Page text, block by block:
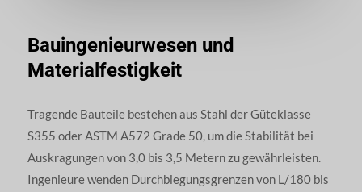
Bauingenieurwesen und
Materialfestigkeit
Tragende Bauteile bestehen aus Stahl der Güteklasse
S355 oder ASTM A572 Grade 50, um die Stabilität bei
Auskragungen von 3,0 bis 3,5 Metern zu gewährleisten.
Ingenieure wenden Durchbiegungsgrenzen von L/180 bis